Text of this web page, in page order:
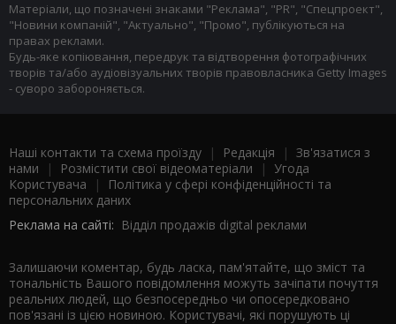
Матеріали, що позначені знаками "Реклама", "PR", "Спецпроект",
"Новини компаній", "Актуально", "Промо", публікуються на
правах реклами.
Будь-яке копіювання, передрук та відтворення фотографічних
творів та/або аудіовізуальних творів правовласника Getty Images
- суворо забороняється.
Наші контакти та схема проїзду | Редакція | Зв'язатися з
нами | Розмістити свої відеоматеріали | Угода
Користувача |
Політика у сфері конфіденційності та
персональних даних
Реклама на сайті: Відділ продажів digital реклами
Залишаючи коментар, будь ласка, пам'ятайте, що зміст та
тональність Вашого повідомлення можуть зачіпати почуття
реальних людей, що безпосередньо чи опосередковано
пов'язані із цією новиною. Користувачі, які порушують ці